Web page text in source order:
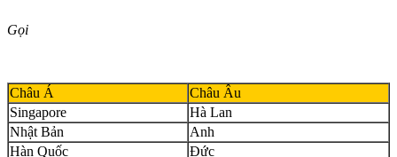
Gọi
Châu Á
Châu Âu
Singapore
Hà Lan
Nhật Bản
Anh
Hàn Quốc
Đức